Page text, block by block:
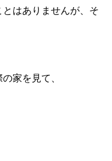
はありませんが、そ
家を見て、